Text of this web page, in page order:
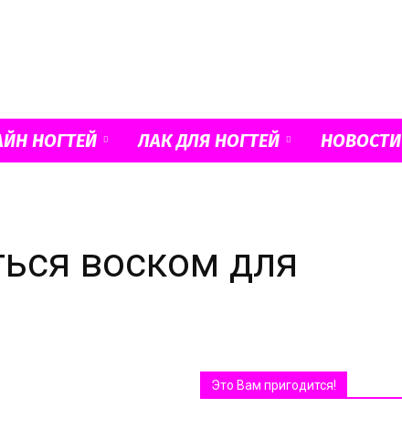
Французский
НОГТЕЙ ЛАК ДЛЯ НОГТЕЙ НОВОСТИ
воском для
Это Вам пригодится!